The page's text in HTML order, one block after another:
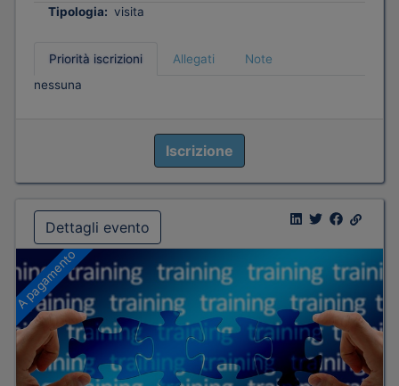
Tipologia: visita
Priorità iscrizioni Allegati
Note
nessuna
Iscrizione
Dettagli evento
A pagamento